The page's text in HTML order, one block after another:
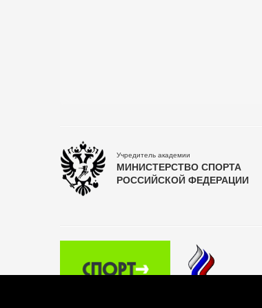
Учредитель академии
МИНИСТЕРСТВО СПОРТА
РОССИЙСКОЙ ФЕДЕРАЦИИ